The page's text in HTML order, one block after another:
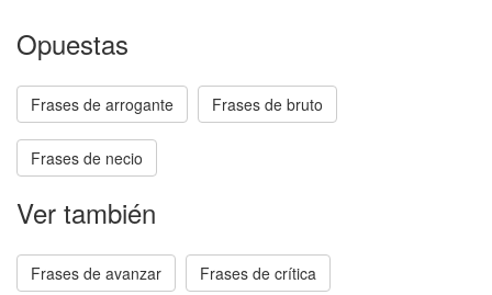
Opuestas
Frases de arrogante Frases de bruto
Frases de necio
Ver también
Frases de avanzar Frases de crítica